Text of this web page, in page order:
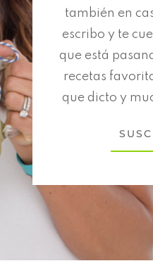
también en
escribo y te
que está
recetas
que dicto y